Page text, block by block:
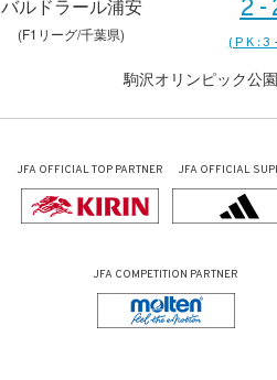
バルドラール浦安
(F1リーグ/千葉県)
2-
駒沢オリンピック公
JFA OFFICIALTOP PARTNER JFA OFFICIAL
JFA COMPETITION PARTNER